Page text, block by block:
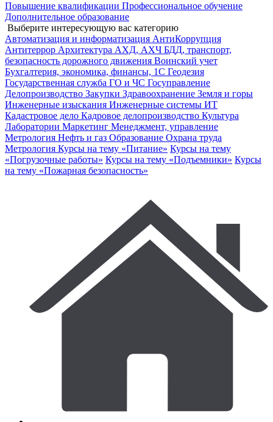
Повышение квалификации Профессиональное обучение
Дополнительное образование
Выберите интересующую вас категорию
Автоматизация и информатизация АнтиКоррупция
Антитеррор Архитектура АХД, АХЧ БДД, транспорт,
безопасность дорожного движения Воинский учет
Бухгалтерия, экономика, финансы, 1С Геодезия
Государственная служба ГО и ЧС Госуправление
Делопроизводство Закупки Здравоохранение Земля и горы
Инженерные изыскания Инженерные системы ИТ
Кадастровое дело Кадровое делопроизводство Культура
Лаборатории Маркетинг Менеджмент, управление
Метрология Нефть и газ Образование Охрана труда
Метрология Курсы на тему «Питание» Курсы на тему
«Погрузочные работы» Курсы на тему «Подъемники» Курсы
на тему «Пожарная безопасность»